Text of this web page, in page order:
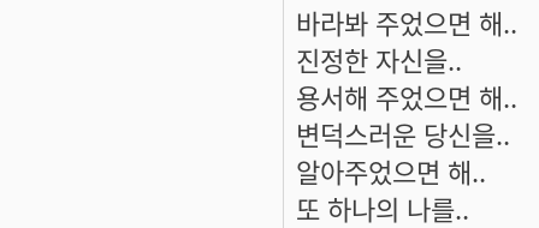
바라봐 주었으면 해..
진정한 자신을..
용서해 주었으면 해..
변덕스러운 당신을..
알아주었으면 해..
또 하나의 나를..